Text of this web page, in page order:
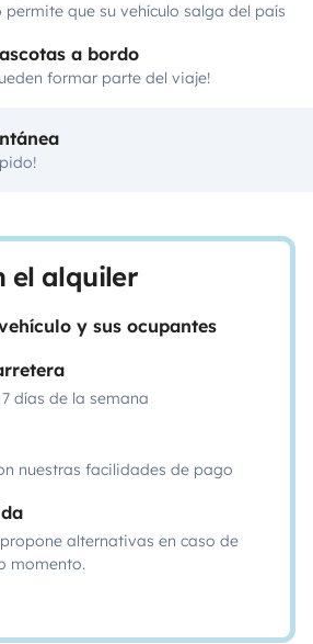
que su vehículo salga del país
a bordo
formar parte del viaje!
el alquiler
y sus ocupantes
días de la semana
nuestras facilidades de pago
alternativas en caso de
momento.